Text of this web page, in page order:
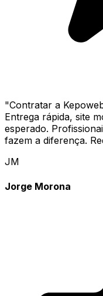
"Contratar a
Entrega rápida, site
esperado.
fazem a diferença.
JM
Jorge Morona